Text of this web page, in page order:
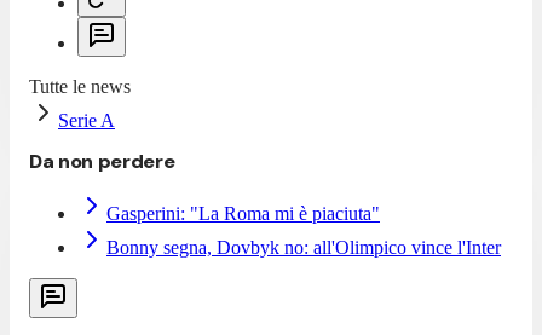
Tutte le news
Serie A
Da non perdere
Gasperini: "La Roma mi è piaciuta"
Bonny segna, Dovbyk no: all'Olimpico vince l'Inter